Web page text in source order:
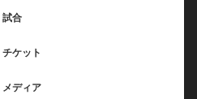
試合
チケット
メディア